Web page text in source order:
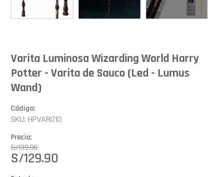
Varita Luminosa Wizarding World Harry
Potter - Varita de Sauco (Led - Lumus
Wand)
Código:
SKU: HPVAR010
Precio:
S/139.90
S/129.90